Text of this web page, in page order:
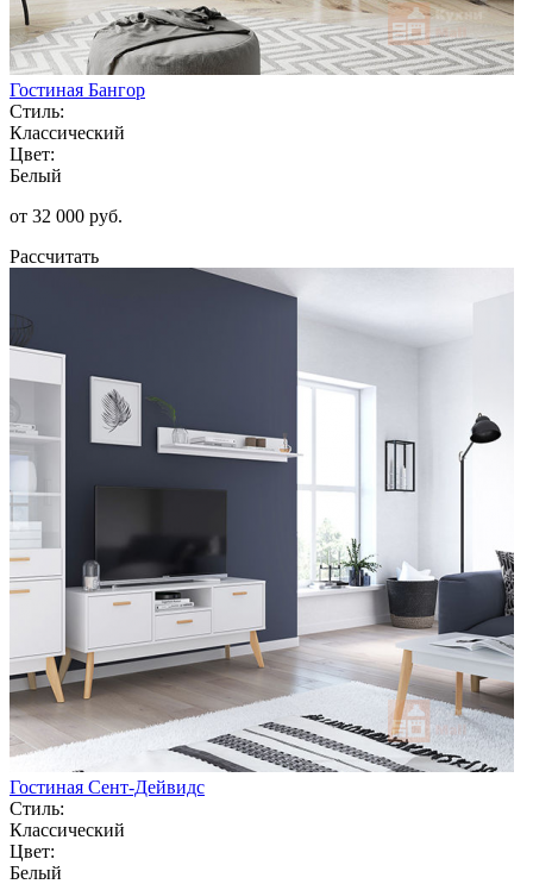
Гостиная Бангор
Стиль:
Классический
Цвет:
Белый
от 32 000 руб.
Рассчитать
Гостиная Сент-Дейвидс
Стиль:
Классический
Цвет:
Белый